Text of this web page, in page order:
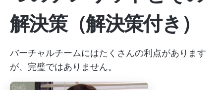
解決策（解決策付き）
バーチャルチームにはたくさんの利点があります
が、完璧ではありません。